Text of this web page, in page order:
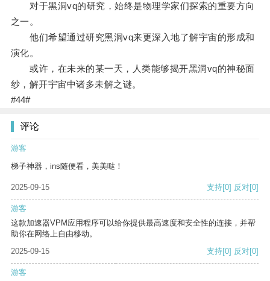
对于黑洞vq的研究，始终是物理学家们探索的重要方向
之一。
他们希望通过研究黑洞vq来更深入地了解宇宙的形成和
演化。
或许，在未来的某一天，人类能够揭开黑洞vq的神秘面
纱，解开宇宙中诸多未解之谜。
#44#
评论
游客
梯子神器，ins随便看，美美哒！
2025-09-15 支持[0] 反对[0]
游客
这款加速器VPM应用程序可以给你提供最高速度和安全性的连接，并帮
助你在网络上自由移动。
2025-09-15
支持[0] 反对[0]
游客